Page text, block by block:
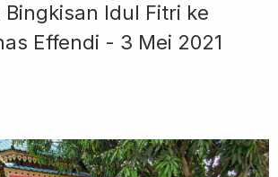
Bingkisan Idul Fitri ke
Effendi - 3 Mei 2021